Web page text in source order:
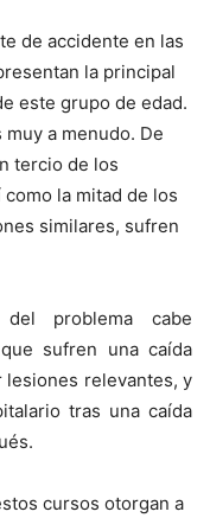
de accidente en las
la principal
este grupo de edad.
a menudo. De
tercio de los
la mitad de los
similares, sufren
problema cabe
sufren una caída
lesiones relevantes, y
tras una caída
cursos otorgan a